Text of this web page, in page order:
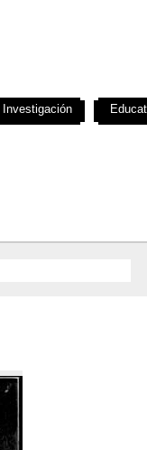
Investigación